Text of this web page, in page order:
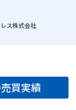
ス株式会社
買実績